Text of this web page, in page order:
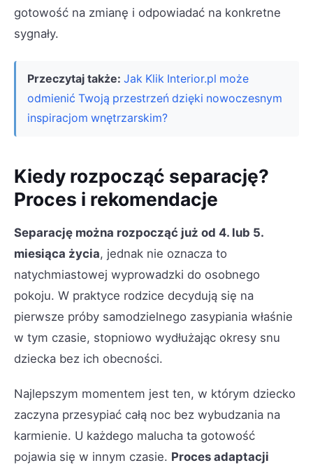
gotowość na zmianę i odpowiadać na konkretne
sygnały.
Przeczytaj także: Jak Klik Interior.pl może
odmienić Twoją przestrzeń dzięki nowoczesnym
inspiracjom wnętrzarskim?
Kiedy rozpocząć separację?
Proces i rekomendacje
Separację można rozpocząć już od 4. lub 5.
miesiąca życia, jednak nie oznacza to
natychmiastowej wyprowadzki do osobnego
pokoju. W praktyce rodzice decydują się na
pierwsze próby samodzielnego zasypiania właśnie
w tym czasie, stopniowo wydłużając okresy snu
dziecka bez ich obecności.
Najlepszym momentem jest ten, w którym dziecko
zaczyna przesypiać całą noc bez wybudzania na
karmienie. U każdego malucha ta gotowość
pojawia się w innym czasie. Proces adaptacji